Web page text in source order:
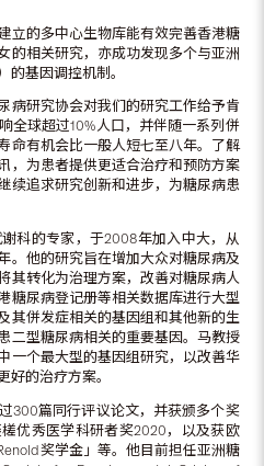
立的多中心生物库能有效完善香港糖
的相关研究，亦成功发现多个与亚洲
的基因调控机制。
病研究协会对我们的研究工作给予肯
全球超过10%人口，并伴随一系列併
命有机会比一般人短七至八年。了解
，为患者提供更适合治疗和预防方案
续追求研究创新和进步，为糖尿病患
科的专家，于2008年加入中大，从
。他的研究旨在增加大众对糖尿病及
其转化为治理方案，改善对糖尿病人
糖尿病登记册等相关数据库进行大型
其併发症相关的基因组和其他新的生
二型糖尿病相关的重要基因。马教授
一个最大型的基因组研究，以改善华
好的治疗方案。
300篇同行评议论文，并获颁多个奖
优秀医学科研者奖2020，以及获欧
奖学金」等。他目前担任亚洲糖